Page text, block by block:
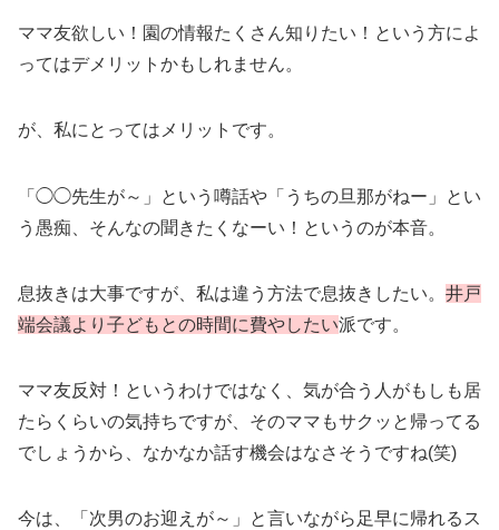
ママ友欲しい！園の情報たくさん知りたい！という方によ
ってはデメリットかもしれません。
が、私にとってはメリットです。
「◯◯先生が～」という噂話や「うちの旦那がねー」とい
う愚痴、そんなの聞きたくなーい！というのが本音。
息抜きは大事ですが、私は違う方法で息抜きしたい。 井戸
端会議より子どもとの時間に費やしたい派です。
ママ友反対！というわけではなく、気が合う人がもしも居
たらくらいの気持ちですが、そのママもサクッと帰ってる
でしょうから、なかなか話す機会はなさそうですね(笑)
今は、「次男のお迎えが～」と言いながら足早に帰れるス